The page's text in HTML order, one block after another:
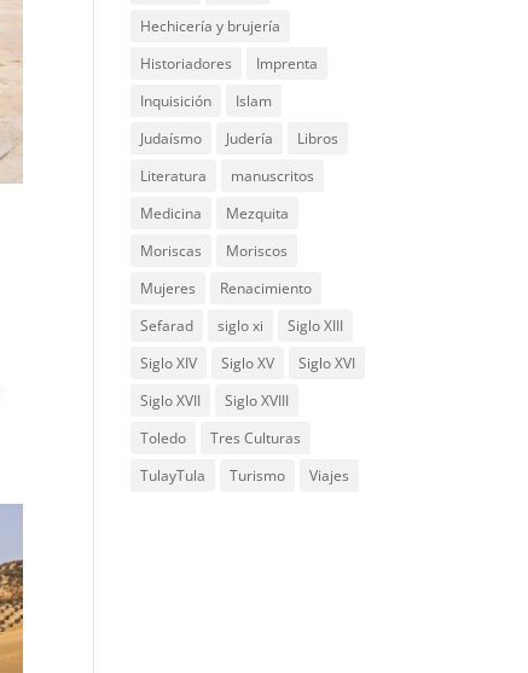
Hechicería y brujería
Historiadores
Imprenta
Inquisición
Islam
Judaísmo
Judería
Libros
Literatura
manuscritos
Medicina
Mezquita
Moriscas
Moriscos
Mujeres
Renacimiento
Sefarad
siglo xi
Siglo XIII
Siglo XIV
Siglo XV
Siglo XVI
Siglo XVII
Siglo XVIII
Toledo
Tres Culturas
TulayTula
Turismo Viajes